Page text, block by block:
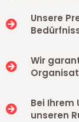
Unsere
Wir
Bei Ihrem
unseren